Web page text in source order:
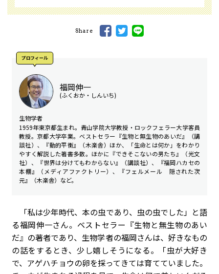
Share
プロフィール
福岡伸一
(ふくおか・しんいち)
生物学者
1959年東京都生まれ。青山学院大学教授・ロックフェラー大学客員
教授。京都大学卒業。ベストセラー『生物と無生物のあいだ』（講
談社）、『動的平衡』（木楽舎）ほか、「生命とは何か」をわかり
やすく解説した著書多数。ほかに『できそこないの男たち』（光文
社）、『世界は分けてもわからない』（講談社）、『福岡ハカセの
本棚』（メディアファクトリー）、『フェルメール 隠された次
元』（木楽舎）など。
「私は少年時代、本の虫であり、虫の虫でした」と語
る福岡伸一さん。ベストセラー『生物と無生物のあい
だ』の著者であり、生物学者の福岡さんは、好きなもの
の話をするとき、少し嬉しそうになる。「虫が大好き
で、アゲハチョウの卵を採ってきては育てていました。